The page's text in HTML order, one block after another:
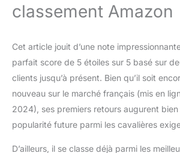
classement Amazon
Cet article jouit d’une note
parfait score de 5 étoiles sur 5 basé sur
clients jusqu’à présent. Bien qu’il soit
nouveau sur le marché français (mis en
2024), ses premiers retours augurent
popularité future parmi les cavalières
D’ailleurs, il se classe déjà parmi les